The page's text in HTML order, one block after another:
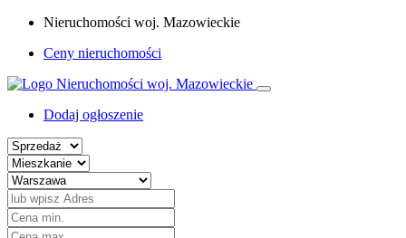
Nieruchomości woj. Mazowieckie
Ceny nieruchomości
Dodaj ogłoszenie